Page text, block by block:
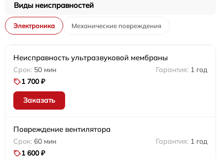
Виды неисправностей
Электроника Механические повреждения
Неисправность ультразвуковой мембраны
50 мин
1 год
1 700 ₽
Заказать
Повреждение вентилятора
60 мин
1 год
1 600 ₽